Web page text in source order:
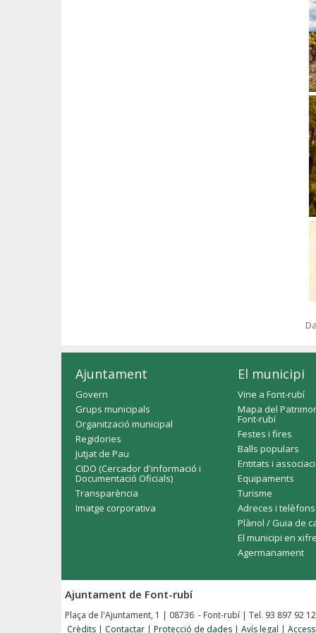
Ajuntament
Govern
Grups municipals
Organització municipal
Regidories
Jutjat de Pau
CIDO (Cercador d'informació i
Documentació Oficials)
Transparència
Imatge corporativa
El municipi
Vine a Font-rubí
Mapa del
Font-rubí
Festes i fires
Balls populars
Entitats i
Equipaments
Turisme
Adreces i telèfons
Plànol / Guia de
El municipi en
Agermanament
Ajuntament de Font-rubí
Plaça de l'Ajuntament, 1 | 08736 - Font-rubí | Tel. 93 897 92
Crèdits | Contactar | Protecció de dades | Avís legal |